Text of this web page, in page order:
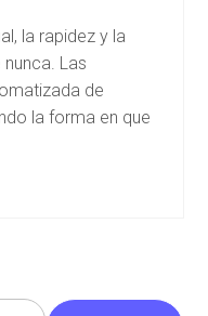
la rapidez y la
Las
de
la forma en que